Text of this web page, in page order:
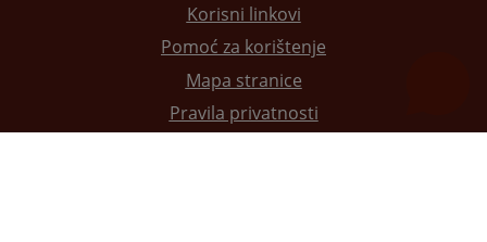
Korisni linkovi
Pomoć za korištenje
Mapa stranice
Pravila privatnosti